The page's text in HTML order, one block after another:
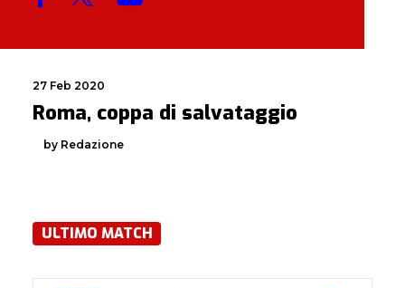
MENU
27 Feb 2020
Roma, coppa di salvataggio
by Redazione
ULTIMO MATCH